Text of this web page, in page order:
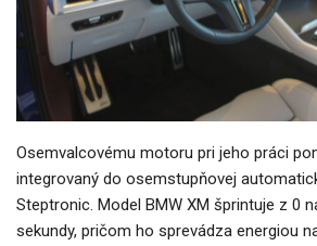
Osemvalcovému motoru pri jeho práci
integrovaný do osemstupňovej
Steptronic. Model BMW XM šprintuje z 0
sekundy, pričom ho sprevádza energiou